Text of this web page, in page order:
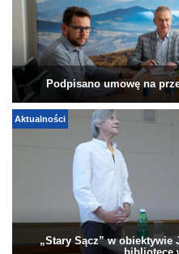
Podpisano umowę na
Aktualności
„Stary Sącz” w obiektywie